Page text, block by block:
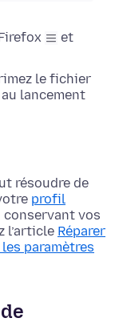
et
le fichier
lancement
résoudre de
profil
vos
l’article Réparer
paramètres